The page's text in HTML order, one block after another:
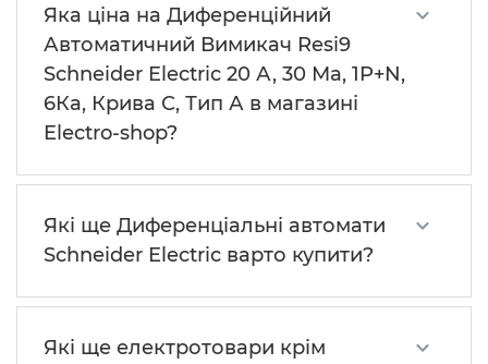
Яка ціна на Диференційний
Автоматичний Вимикач Resi9
Schneider Electric 20 А, 30 Мa, 1P+N,
6Кa, Крива С, Тип А в магазині
Electro-shop?
Які ще Диференціальні автомати
Schneider Electric варто купити?
Які ще електротовари крім